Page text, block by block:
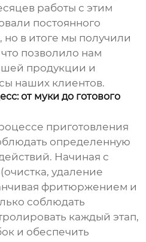
работы с этим
постоянного
в итоге мы получили
позволило нам
продукции и
наших клиентов.
от муки до готового
приготовления
определенную
Начиная с
удаление
фритюржением и
соблюдать
каждый этап,
и обеспечить